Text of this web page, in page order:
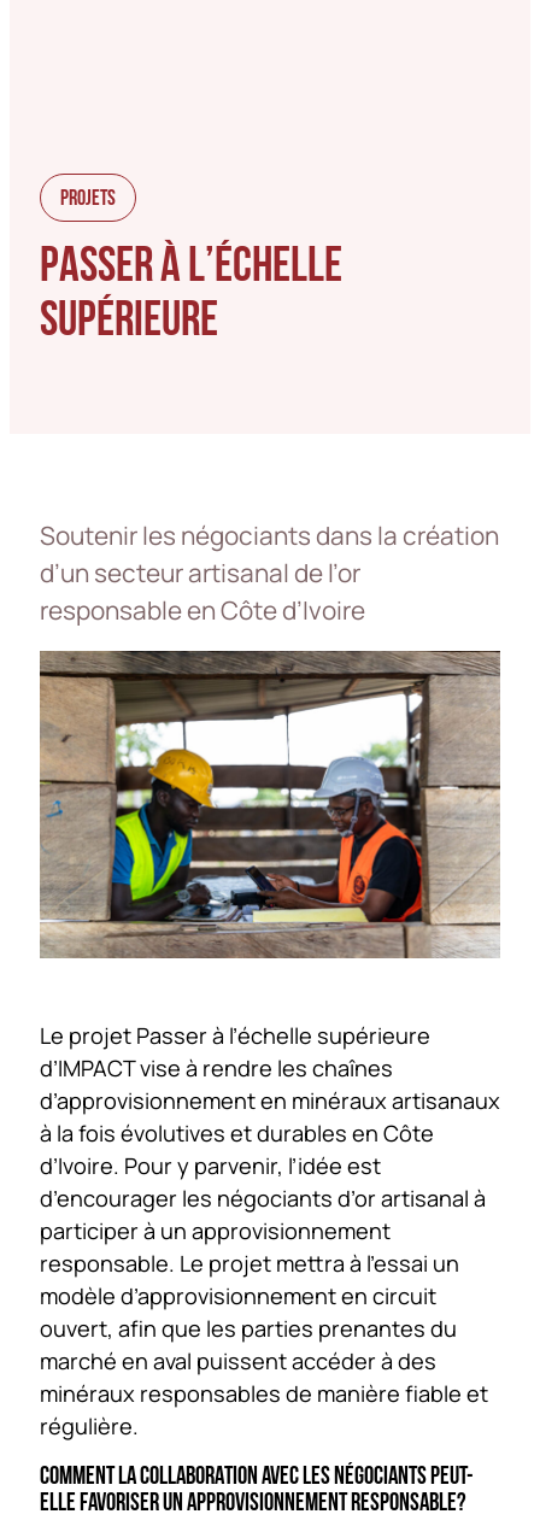
PROJETS
PASSER À L’ÉCHELLE
SUPÉRIEURE
Soutenir les négociants dans la création
d’un secteur artisanal de l’or
responsable en Côte d’Ivoire
Le projet Passer à l’échelle supérieure
d’IMPACT vise à rendre les chaînes
d’approvisionnement en minéraux artisanaux
à la fois évolutives et durables en Côte
d’Ivoire. Pour y parvenir, l’idée est
d’encourager les négociants d’or artisanal à
participer à un approvisionnement
responsable. Le projet mettra à l’essai un
modèle d’approvisionnement en circuit
ouvert, afin que les parties prenantes du
marché en aval puissent accéder à des
minéraux responsables de manière fiable et
régulière.
COMMENT LA COLLABORATION AVEC LES NÉGOCIANTS PEUT-
ELLE FAVORISER UN APPROVISIONNEMENT RESPONSABLE?